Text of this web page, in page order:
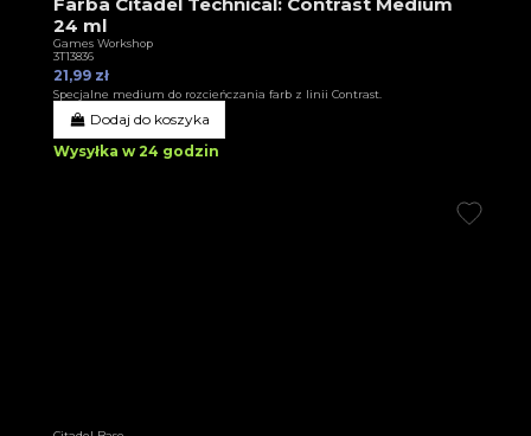
24 ml
Games Workshop
3T13836
21,99 zł
Specjalne medium do rozcieńczania farb z linii Contrast.
Dodaj do koszyka
Wysyłka w 24 godzin